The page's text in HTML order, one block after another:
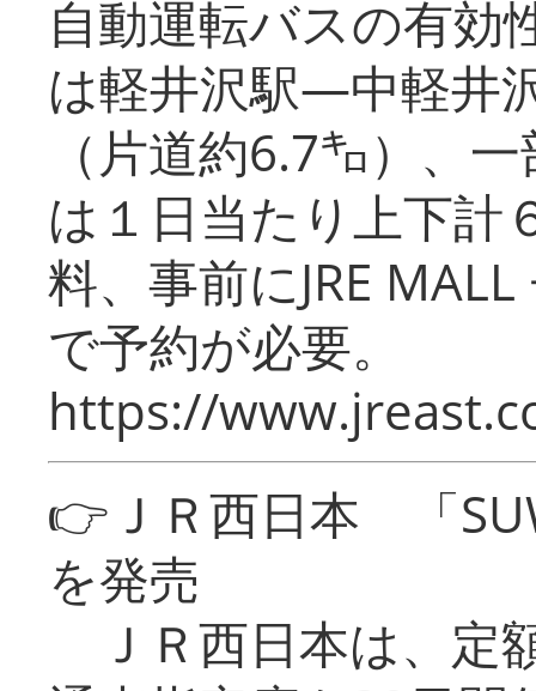
自動運転バスの有効
は軽井沢駅―中軽井
（片道約6.7㌔）、
は１日当たり上下計
料、事前にJRE
で予約が必要。
https://
👉ＪＲ西日本 「
を発売
ＪＲ西日本は、定